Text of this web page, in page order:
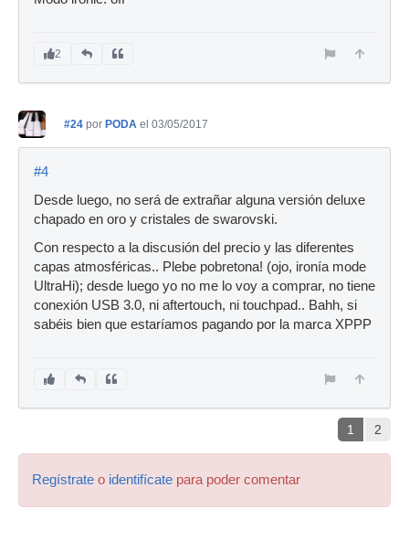
2
#24 por PODA el 03/05/2017
#4
Desde luego, no será de extrañar alguna versión deluxe
chapado en oro y cristales de swarovski.
Con respecto a la discusión del precio y las diferentes
capas atmosféricas.. Plebe pobretona! (ojo, ironía mode
UltraHi); desde luego yo no me lo voy a comprar, no tiene
conexión USB 3.0, ni aftertouch, ni touchpad.. Bahh, si
sabéis bien que estaríamos pagando por la marca XPPP
1 2
Regístrate o identifícate para poder comentar